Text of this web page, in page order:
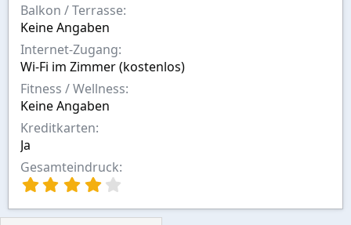
Balkon / Terrasse
Keine Angaben
Internet-Zugang
Wi-Fi im Zimmer (kostenlos)
Fitness / Wellness
Keine Angaben
Kreditkarten
Ja
Gesamteindruck
0